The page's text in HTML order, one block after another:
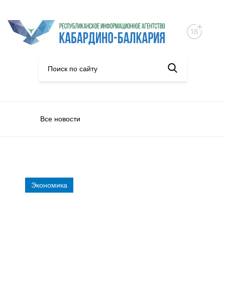
Все новости
Экономика